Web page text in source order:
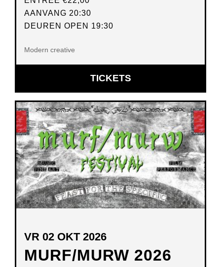
AANVANG 20:30
DEUREN OPEN 19:30
Modern creative
TICKETSOPENT
IN
NIEUW
VENSTER
MURF/MURW 2026
VR 02 OKT 2026